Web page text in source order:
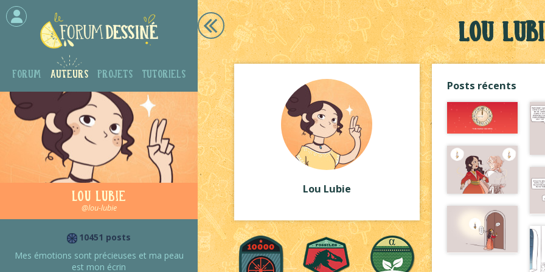
Forum Auteurs Projets Tutoriels
Lou Lubie
@lou-lubie
10451 posts
Mes émotions sont précieuses et ma peau
est mon écrin
Lou
Lou Lubie
Posts récents